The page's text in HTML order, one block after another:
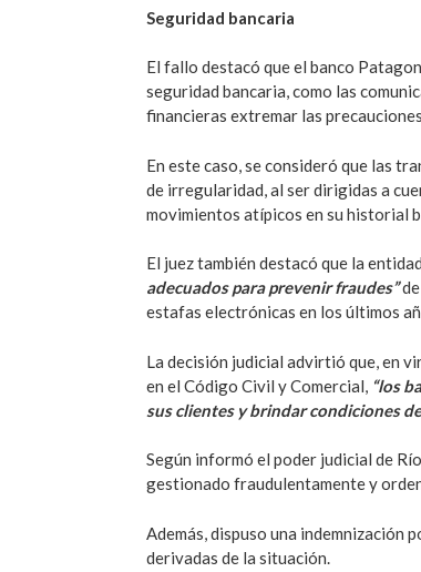
Seguridad bancaria
El fallo destacó que el banco
seguridad bancaria, como las
financieras extremar las
En este caso, se consideró que las
de irregularidad, al ser dirigidas a
movimientos atípicos en su historial
El juez también destacó que la
adecuados para prevenir fraudes”de
estafas electrónicas en los últimos
La decisión judicial advirtió que, en
en el Código Civil y Comercial, “los
sus clientes y brindar condiciones
Según informó el poder judicial de
gestionado fraudulentamente y
Además, dispuso una indemnización
derivadas de la situación.